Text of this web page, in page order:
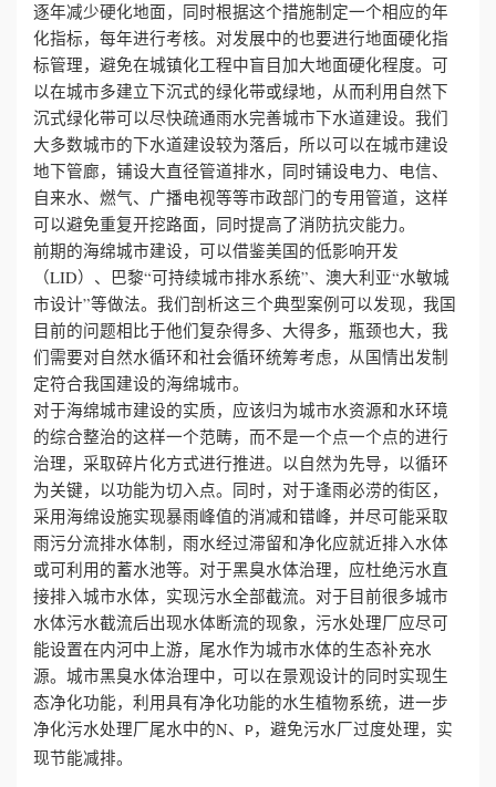
逐年减少硬化地面，同时根据这个措施制定一个相应的年
化指标，每年进行考核。对发展中的也要进行地面硬化指
标管理，避免在城镇化工程中盲目加大地面硬化程度。可
以在城市多建立下沉式的绿化带或绿地，从而利用自然下
沉式绿化带可以尽快疏通雨水完善城市下水道建设。我们
大多数城市的下水道建设较为落后，所以可以在城市建设
地下管廊，铺设大直径管道排水，同时铺设电力、电信、
自来水、燃气、广播电视等等市政部门的专用管道，这样
可以避免重复开挖路面，同时提高了消防抗灾能力。
前期的海绵城市建设，可以借鉴美国的低影响开发
（LID）、巴黎“可持续城市排水系统”、澳大利亚“水敏城
市设计”等做法。我们剖析这三个典型案例可以发现，我国
目前的问题相比于他们复杂得多、大得多，瓶颈也大，我
们需要对自然水循环和社会循环统筹考虑，从国情出发制
定符合我国建设的海绵城市。
对于海绵城市建设的实质，应该归为城市水资源和水环境
的综合整治的这样一个范畴，而不是一个点一个点的进行
治理，采取碎片化方式进行推进。以自然为先导，以循环
为关键，以功能为切入点。同时，对于逢雨必涝的街区，
采用海绵设施实现暴雨峰值的消减和错峰，并尽可能采取
雨污分流排水体制，雨水经过滞留和净化应就近排入水体
或可利用的蓄水池等。对于黑臭水体治理，应杜绝污水直
接排入城市水体，实现污水全部截流。对于目前很多城市
水体污水截流后出现水体断流的现象，污水处理厂应尽可
能设置在内河中上游，尾水作为城市水体的生态补充水
源。城市黑臭水体治理中，可以在景观设计的同时实现生
态净化功能，利用具有净化功能的水生植物系统，进一步
净化污水处理厂尾水中的N、
P，避免污水厂过度处理，实
现节能减排。